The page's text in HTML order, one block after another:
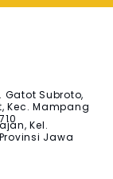
Gatot Subroto,
Kec. Mampang
Kel.
Jawa